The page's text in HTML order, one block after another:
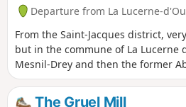
Departure from La Lucerne-
From the Saint-Jacques district,
but in the commune of La Lucerne
Mesnil-Drey and then the former
through the forest of the same
through the hedgerows of La
The Gruel Mill